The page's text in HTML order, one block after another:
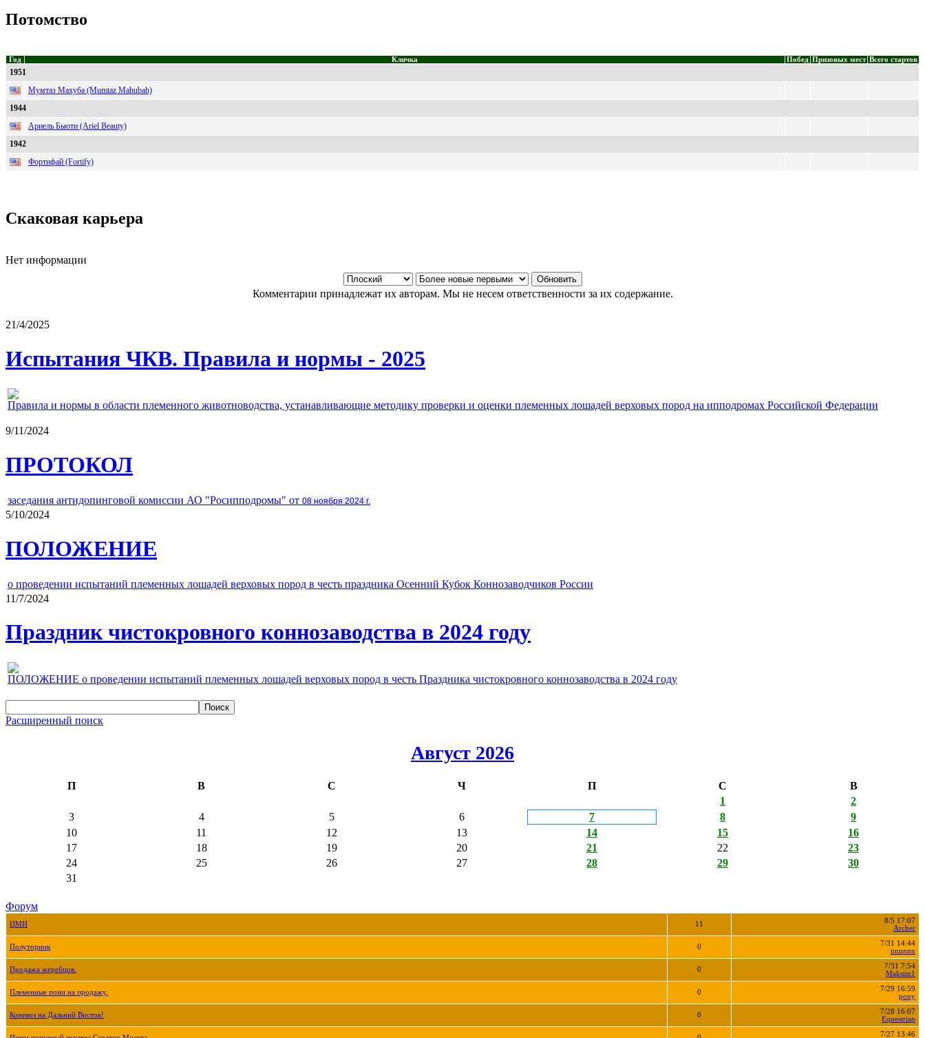
Потомство
Год Кличка Побед Призовых мест Всего стартов
1951
Мумтаз Махуба (Mumtaz Mahubah)
1944
Ариель Бьюти (Ariel Beauty)
1942
Фортифай (Fortify)
Скаковая карьера
Нет информации
Комментарии принадлежат их авторам. Мы не несем ответственности за их содержание.
21/4/2025
Испытания ЧКВ. Правила и нормы - 2025
Правила и нормы в области племенного животноводства, устанавливающие методику проверки и оценки племенных лошадей верховых пород на ипподромах Российской Федерации
9/11/2024
ПРОТОКОЛ
заседания антидопинговой комиссии АО "Росипподромы" от 08 ноября 2024 г.
5/10/2024
ПОЛОЖЕНИЕ
о проведении испытаний племенных лошадей верховых пород в честь праздника Осенний Кубок Коннозаводчиков России
11/7/2024
Праздник чистокровного коннозаводства в 2024 году
ПОЛОЖЕНИЕ о проведении испытаний племенных лошадей верховых пород в честь Праздника чистокровного коннозаводства в 2024 году
Расширенный поиск
Август 2026
П В С Ч П С
В
1
2
3
4 5 6 7 8
9
10
11 12 13 14 15
16
17
18 19 20 21 22
23
24
25 26 27 28 29
30
31
Форум
ЦМИ 11
8/5 17:07
Archer
Полуторник 0
7/31 14:44
nnnnnn
Продажа жеребцов. 0
7/31 7:54
Maksim1
Племенные пони на продажу. 0
7/29 16:59
pony
Коневоз на Дальний Восток! 0
7/28 16:07
Equestrian
7/27 13:46